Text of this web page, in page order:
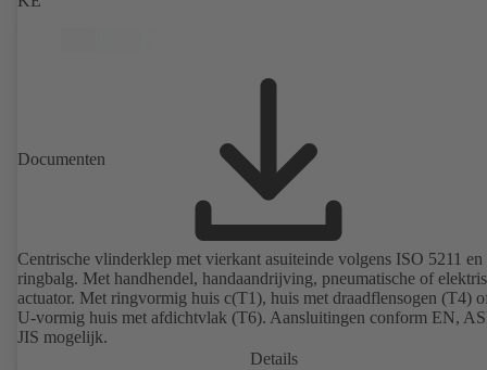
Documenten
Centrische vlinderklep met vierkant asuiteinde volgens ISO 5211
ringbalg. Met handhendel, handaandrijving, pneumatische of
actuator. Met ringvormig huis c(T1), huis met draadflensogen (T4)
U-vormig huis met afdichtvlak (T6). Aansluitingen conform EN,
JIS mogelijk.
Details